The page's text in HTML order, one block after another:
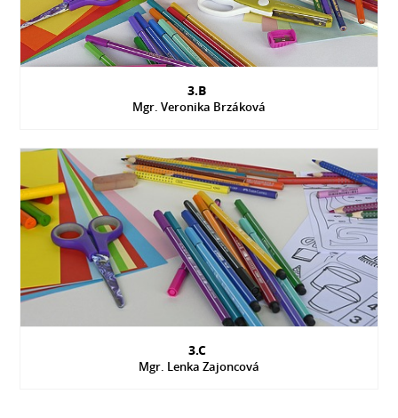
3.B
Mgr. Veronika Brzáková
3.C
Mgr. Lenka Zajoncová